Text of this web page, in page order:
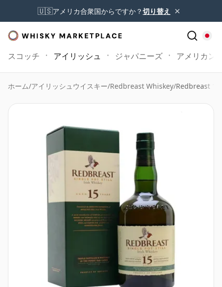
🇺🇸アメリカ合衆国からですか？切り替え ×
スコッチ アイリッシュ ジャパニーズ アメリカン
ホーム/アイリッシュウイスキー/Redbreast Whiskey/Redbreast 15